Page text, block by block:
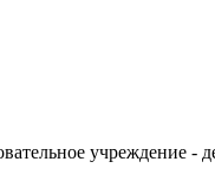
учреждение -